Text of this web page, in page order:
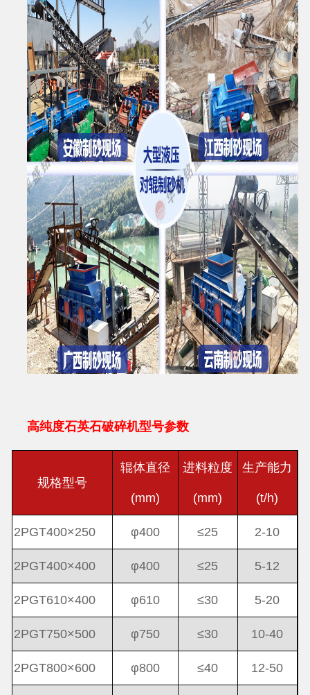
高纯度石英石破碎机型号参数
规格型号
辊体直径
(mm)
进料粒度
(mm)
生产能力
(t/h)
2PGT400×250 φ400 ≤25 2-10
2PGT400×400 φ400 ≤25 5-12
2PGT610×400 φ610 ≤30 5-20
2PGT750×500 φ750 ≤30 10-40
2PGT800×600 φ800 ≤40 12-50